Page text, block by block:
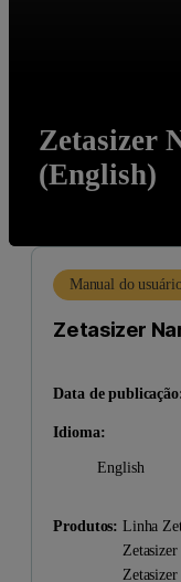
Zetasizer
(English)
Manual do
Zetasizer
Data de
Idioma:
English
Produtos: Linha